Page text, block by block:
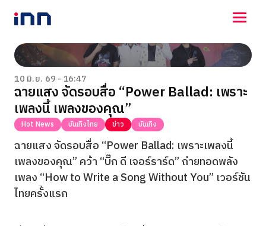
NEWS
ENTERTAINMENT
LIFESTYLE
HOROSCOPE
LOTTERY
VIDEO
ร่วมด้วยช่วยกัน
10 มิ.ย. 69 - 16:47
ฉายแสง จัดรอบสื่อ “Power Ballad: เพราะ
เพลงนี้ เพลงของคุณ”
Hot News บันเทิงไทย ข่าว บันเทิง
ฉายแสง จัดรอบสื่อ “Power Ballad: เพราะเพลงนี้
เพลงของคุณ” คว้า “บิ๊ก ดี เจอร์ราร์ด” ถ่ายทอดพลัง
เพลง “How to Write a Song Without You” เวอร์ชัน
ไทยครั้งแรก